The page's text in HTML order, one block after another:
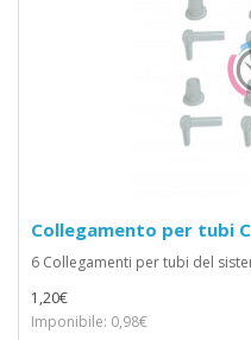
Collegamento per tubi
6 Collegamenti per tubi del
1,20€
Imponibile: 0,98€